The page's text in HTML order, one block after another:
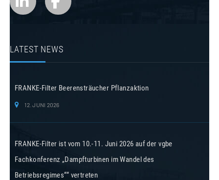
LATEST NEWS
FRANKE-Filter Beerensträucher Pflanzaktion
12. JUNI 2026
FRANKE-Filter ist vom 10.-11. Juni 2026 auf der vgbe
Fachkonferenz „Dampfturbinen im Wandel des
Betriebsregimes““ vertreten